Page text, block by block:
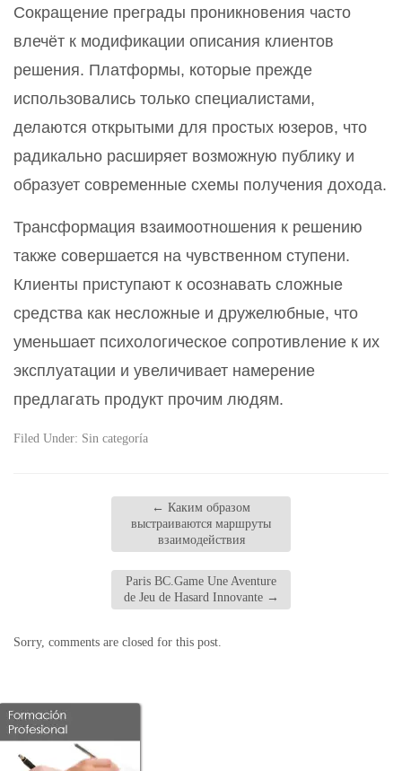
Сокращение преграды проникновения часто
влечёт к модификации описания клиентов
решения. Платформы, которые прежде
использовались только специалистами,
делаются открытыми для простых юзеров, что
радикально расширяет возможную публику и
образует современные схемы получения дохода.
Трансформация взаимоотношения к решению
также совершается на чувственном ступени.
Клиенты приступают к осознавать сложные
средства как несложные и дружелюбные, что
уменьшает психологическое сопротивление к их
эксплуатации и увеличивает намерение
предлагать продукт прочим людям.
Filed Under: Sin categoría
← Каким образом
выстраиваются маршруты
взаимодействия
Paris BC.Game Une Aventure
de Jeu de Hasard Innovante →
Sorry, comments are closed for this post.